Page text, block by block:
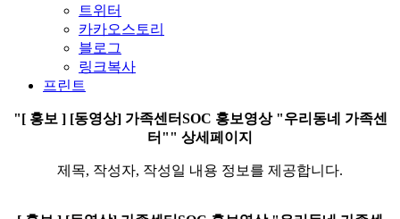
트위터
카카오스토리
블로그
링크복사
프린트
"[ 홍보 ] [동영상] 가족센터SOC 홍보영상 "우리동네 가족센
터"" 상세페이지
제목, 작성자, 작성일 내용 정보를 제공합니다.